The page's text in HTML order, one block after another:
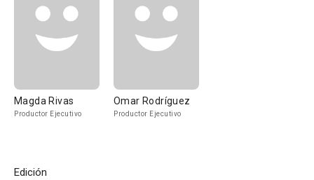
Magda Rivas
Productor Ejecutivo
Omar Rodríguez
Productor Ejecutivo
Edición